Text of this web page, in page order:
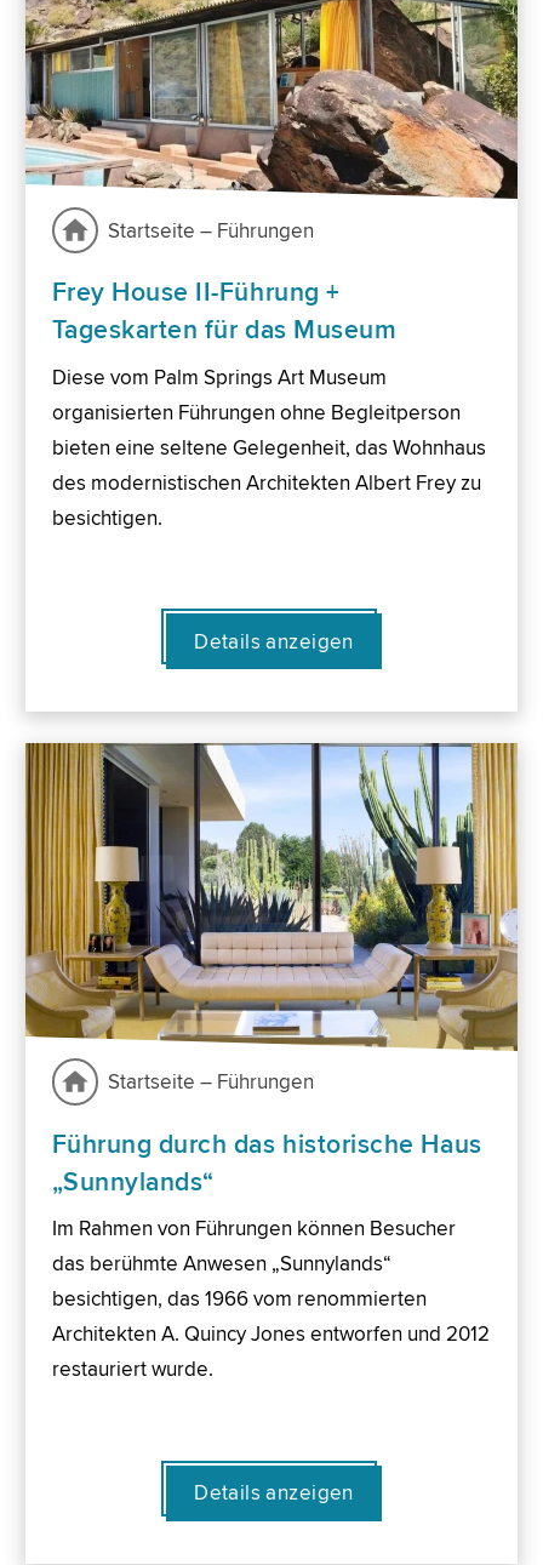
Startseite – Führungen
Frey House II-Führung +
Tageskarten für das Museum
Diese vom Palm Springs Art Museum
organisierten Führungen ohne Begleitperson
bieten eine seltene Gelegenheit, das Wohnhaus
des modernistischen Architekten Albert Frey zu
besichtigen.
Details anzeigen
Startseite – Führungen
Führung durch das historische Haus
„Sunnylands“
Im Rahmen von Führungen können Besucher
das berühmte Anwesen „Sunnylands“
besichtigen, das 1966 vom renommierten
Architekten A. Quincy Jones entworfen und 2012
restauriert wurde.
Details anzeigen